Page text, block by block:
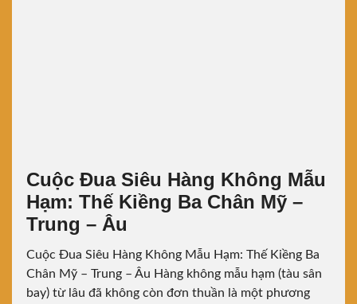
Cuộc Đua Siêu Hàng Không Mẫu
Hạm: Thế Kiềng Ba Chân Mỹ –
Trung – Âu
Cuộc Đua Siêu Hàng Không Mẫu Hạm: Thế Kiềng Ba
Chân Mỹ – Trung – Âu Hàng không mẫu hạm (tàu sân
bay) từ lâu đã không còn đơn thuần là một phương